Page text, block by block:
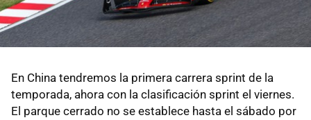
En China tendremos la primera carrera sprint de la
temporada, ahora con la clasificación sprint el viernes.
El parque cerrado no se establece hasta el sábado por